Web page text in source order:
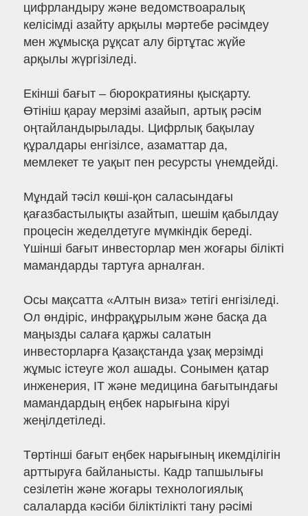
цифрландыру және ведомствоаралық
келісімді азайту арқылы мәртебе рәсімдеу
мен жұмысқа рұқсат алу біртұтас жүйе
арқылы жүргізіледі.
Екінші бағыт – бюрократияны қысқарту.
Өтініш қарау мерзімі азайып, артық рәсім
оңтайландырылады. Цифрлық бақылау
құралдары енгізілсе, азаматтар да,
мемлекет те уақыт пен ресурсты үнемдейді.
Мұндай тәсіл көші-қон саласындағы
қағазбастылықты азайтып, шешім қабылдау
процесін жеделдетуге мүмкіндік береді.
Үшінші бағыт инвесторлар мен жоғары білікті
мамандарды тартуға арналған.
Осы мақсатта «Алтын виза» тетігі енгізіледі.
Ол өндіріс, инфрақұрылым және басқа да
маңызды салаға қаржы салатын
инвесторларға Қазақстанда ұзақ мерзімді
жұмыс істеуге жол ашады. Сонымен қатар
инженерия, IT және медицина бағытындағы
мамандардың еңбек нарығына кіруі
жеңілдетіледі.
Төртінші бағыт еңбек нарығының икемділігін
арттыруға байланысты. Кадр тапшылығы
сезілетін және жоғары технологиялық
салаларда кәсіби біліктілікті тану рәсімі